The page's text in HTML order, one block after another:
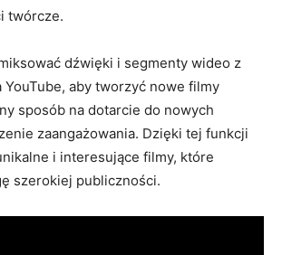
twórcze.
dźwięki i segmenty wideo z
aby tworzyć nowe filmy
sposób na dotarcie do nowych
zaangażowania. Dzięki tej funkcji
i interesujące filmy, które
szerokiej publiczności.